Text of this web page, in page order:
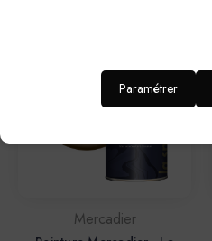
Mercadier
Paramétrer